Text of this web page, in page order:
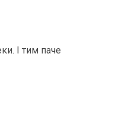
І тим паче